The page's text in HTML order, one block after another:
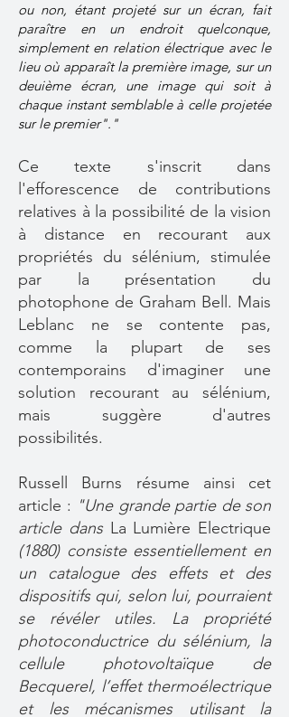
ou non, étant projeté sur un écran, fait
paraître en un endroit quelconque,
simplement en relation électrique avec le
lieu où apparaît la première image, sur un
deuième écran, une image qui soit à
chaque instant semblable à celle projetée
sur le premier"."
Ce texte s'inscrit dans
l'efforescence de contributions
relatives à la possibilité de la vision
à distance en recourant aux
propriétés du sélénium, stimulée
par la présentation du
photophone de Graham Bell. Mais
Leblanc ne se contente pas,
comme la plupart de ses
contemporains d'imaginer une
solution recourant au sélénium,
mais suggère d'autres
possibilités.
Russell Burns résume ainsi cet
article : "Une grande partie de son
article dans La Lumière Electrique
(1880) consiste essentiellement en
un catalogue des effets et des
dispositifs qui, selon lui, pourraient
se révéler utiles. La propriété
photoconductrice du sélénium, la
cellule photovoltaïque de
Becquerel, l’effet thermoélectrique
et les mécanismes utilisant la